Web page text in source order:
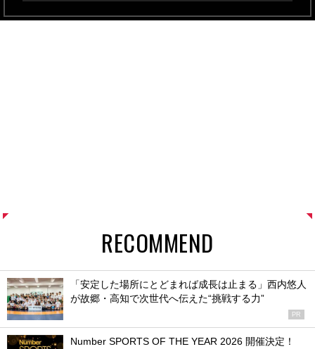
RECOMMEND
「安定した場所にとどまれば成長は止まる」西内悠人
が故郷・高知で次世代へ伝えた“挑戦する力”
PR
Number SPORTS OF THE YEAR 2026 開催決定！